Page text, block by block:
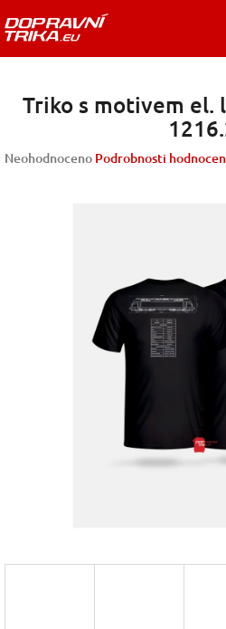
na
obsah
Triko s motivem el.
Průměrné
Neohodnoceno Podrobnosti